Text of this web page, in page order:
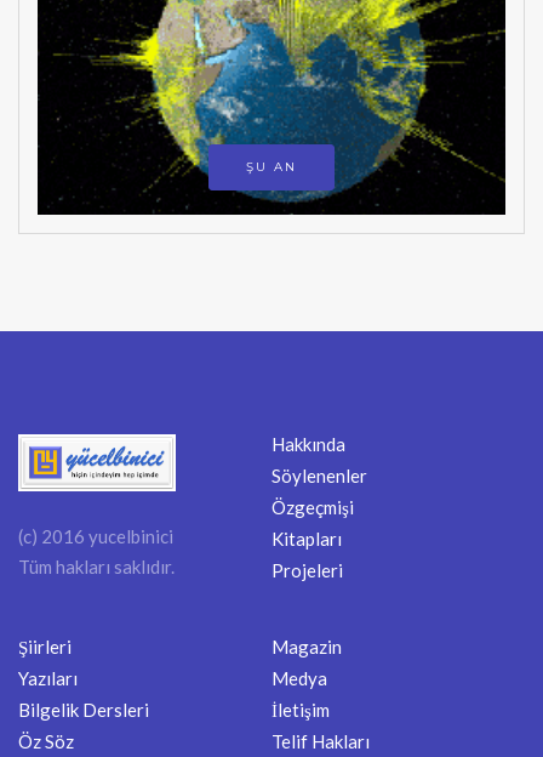
ŞU AN
(c) 2016 yucelbinici
Tüm hakları saklıdır.
Hakkında
Söylenenler
Özgeçmişi
Kitapları
Projeleri
Şiirleri
Yazıları
Bilgelik Dersleri
Öz Söz
Magazin
Medya
İletişim
Telif Hakları